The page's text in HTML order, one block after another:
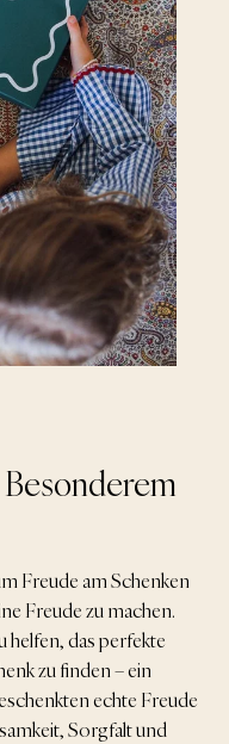
Freude am Schenken
Freude zu machen.
helfen, das perfekte
zu finden – ein
echte Freude
Sorgfalt und